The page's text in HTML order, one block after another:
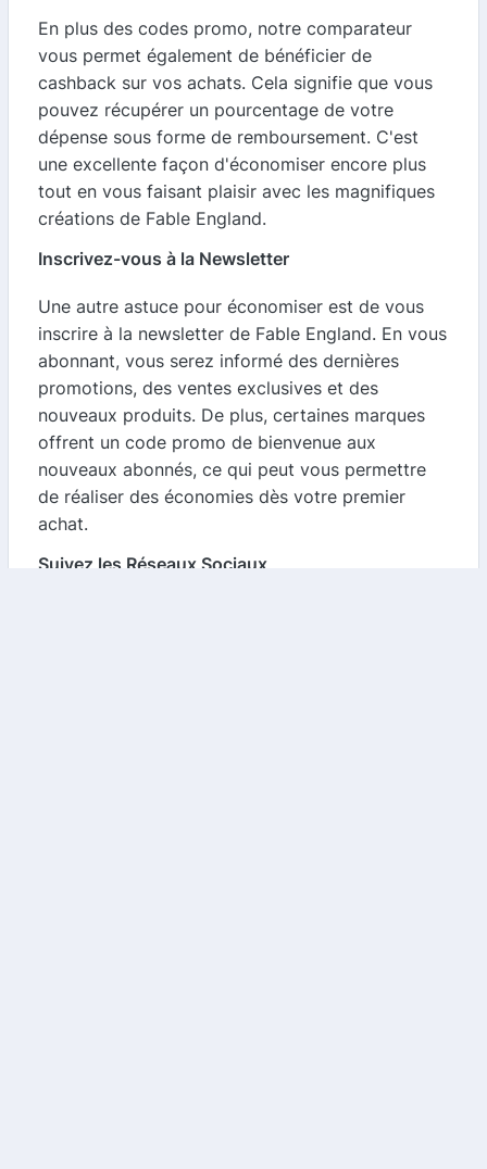
En plus des codes promo, notre comparateur
vous permet également de bénéficier de
cashback sur vos achats. Cela signifie que vous
pouvez récupérer un pourcentage de votre
dépense sous forme de remboursement. C'est
une excellente façon d'économiser encore plus
tout en vous faisant plaisir avec les magnifiques
créations de Fable England.
Inscrivez-vous à la Newsletter
Une autre astuce pour économiser est de vous
inscrire à la newsletter de Fable England. En vous
abonnant, vous serez informé des dernières
promotions, des ventes exclusives et des
nouveaux produits. De plus, certaines marques
offrent un code promo de bienvenue aux
nouveaux abonnés, ce qui peut vous permettre
de réaliser des économies dès votre premier
achat.
Suivez les Réseaux Sociaux